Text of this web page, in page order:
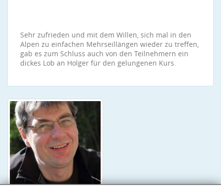
Sehr zufrieden und mit dem Willen, sich mal in den
Alpen zu einfachen Mehrseillängen wieder zu treffen,
gab es zum Schluss auch von den Teilnehmern ein
dickes Lob an Holger für den gelungenen Kurs.